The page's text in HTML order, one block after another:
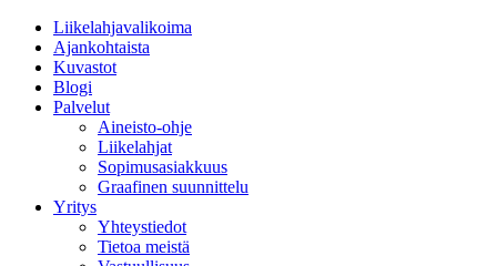
Liikelahjavalikoima
Ajankohtaista
Kuvastot
Blogi
Palvelut
Aineisto-ohje
Liikelahjat
Sopimusasiakkuus
Graafinen suunnittelu
Yritys
Yhteystiedot
Tietoa meistä